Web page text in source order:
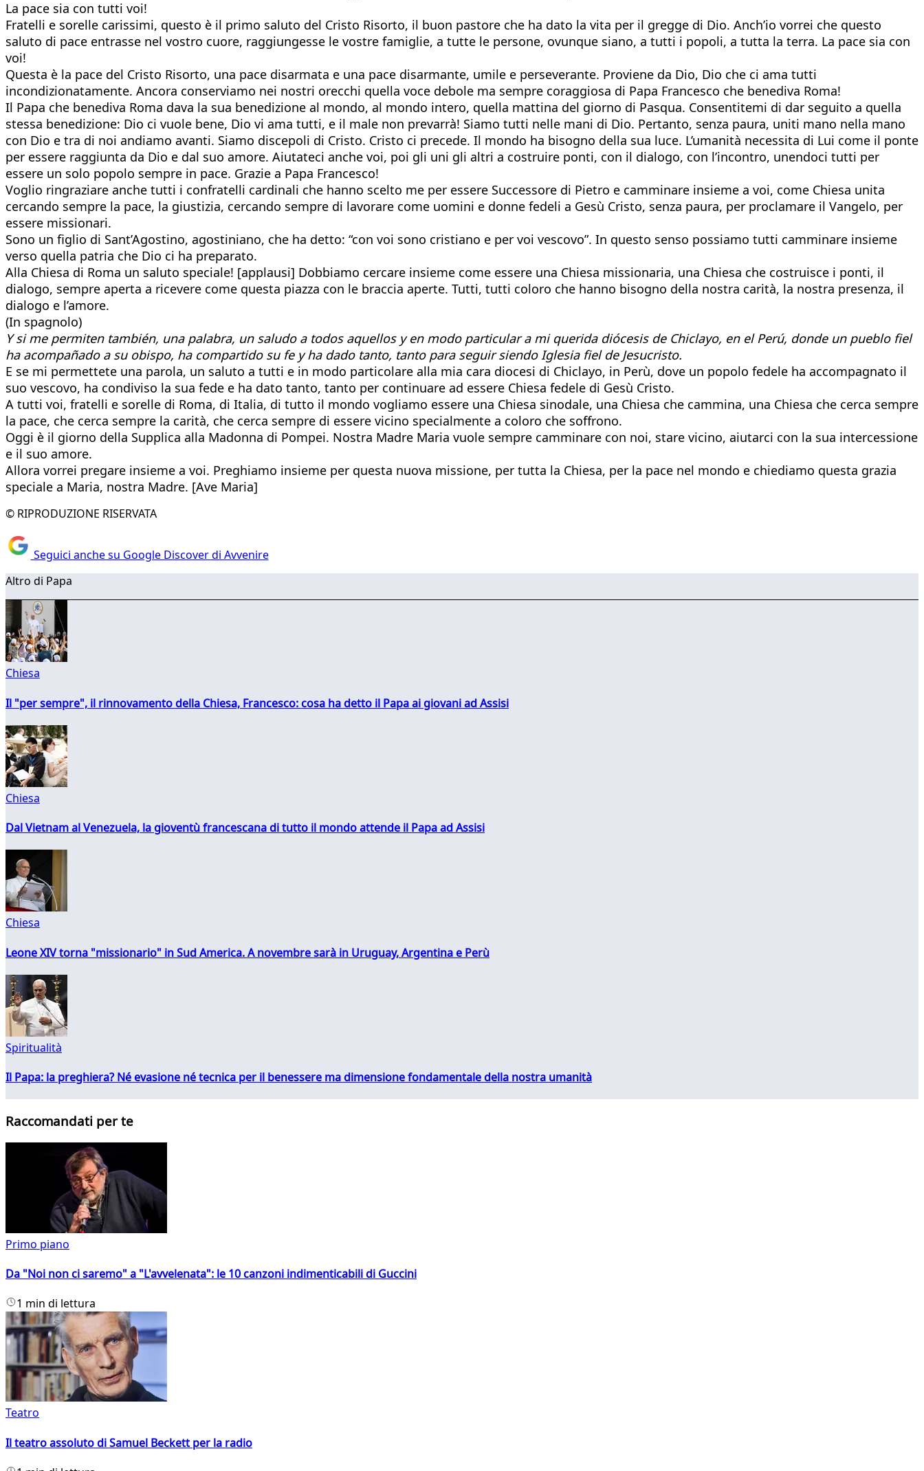
La pace sia con tutti voi!
Fratelli e sorelle carissimi, questo è il primo saluto del Cristo Risorto, il buon pastore che ha dato la vita per il gregge di Dio. Anch’io vorrei che questo
saluto di pace entrasse nel vostro cuore, raggiungesse le vostre famiglie, a tutte le persone, ovunque siano, a tutti i popoli, a tutta la terra. La pace sia con
voi!
Questa è la pace del Cristo Risorto, una pace disarmata e una pace disarmante, umile e perseverante. Proviene da Dio, Dio che ci ama tutti
incondizionatamente. Ancora conserviamo nei nostri orecchi quella voce debole ma sempre coraggiosa di Papa Francesco che benediva Roma!
Il Papa che benediva Roma dava la sua benedizione al mondo, al mondo intero, quella mattina del giorno di Pasqua. Consentitemi di dar seguito a quella
stessa benedizione: Dio ci vuole bene, Dio vi ama tutti, e il male non prevarrà! Siamo tutti nelle mani di Dio. Pertanto, senza paura, uniti mano nella mano
con Dio e tra di noi andiamo avanti. Siamo discepoli di Cristo. Cristo ci precede. Il mondo ha bisogno della sua luce. L’umanità necessita di Lui come il ponte
per essere raggiunta da Dio e dal suo amore. Aiutateci anche voi, poi gli uni gli altri a costruire ponti, con il dialogo, con l’incontro, unendoci tutti per
essere un solo popolo sempre in pace. Grazie a Papa Francesco!
Voglio ringraziare anche tutti i confratelli cardinali che hanno scelto me per essere Successore di Pietro e camminare insieme a voi, come Chiesa unita
cercando sempre la pace, la giustizia, cercando sempre di lavorare come uomini e donne fedeli a Gesù Cristo, senza paura, per proclamare il Vangelo, per
essere missionari.
Sono un figlio di Sant’Agostino, agostiniano, che ha detto: “con voi sono cristiano e per voi vescovo”. In questo senso possiamo tutti camminare insieme
verso quella patria che Dio ci ha preparato.
Alla Chiesa di Roma un saluto speciale! [applausi] Dobbiamo cercare insieme come essere una Chiesa missionaria, una Chiesa che costruisce i ponti, il
dialogo, sempre aperta a ricevere come questa piazza con le braccia aperte. Tutti, tutti coloro che hanno bisogno della nostra carità, la nostra presenza, il
dialogo e l’amore.
(In spagnolo)
Y si me permiten también, una palabra, un saludo a todos aquellos y en modo particular a mi querida diócesis de Chiclayo, en el Perú, donde un pueblo fiel
ha acompañado a su obispo, ha compartido su fe y ha dado tanto, tanto para seguir siendo Iglesia fiel de Jesucristo.
E se mi permettete una parola, un saluto a tutti e in modo particolare alla mia cara diocesi di Chiclayo, in Perù, dove un popolo fedele ha accompagnato il
suo vescovo, ha condiviso la sua fede e ha dato tanto, tanto per continuare ad essere Chiesa fedele di Gesù Cristo.
A tutti voi, fratelli e sorelle di Roma, di Italia, di tutto il mondo vogliamo essere una Chiesa sinodale, una Chiesa che cammina, una Chiesa che cerca sempre
la pace, che cerca sempre la carità, che cerca sempre di essere vicino specialmente a coloro che soffrono.
Oggi è il giorno della Supplica alla Madonna di Pompei. Nostra Madre Maria vuole sempre camminare con noi, stare vicino, aiutarci con la sua intercessione
e il suo amore.
Allora vorrei pregare insieme a voi. Preghiamo insieme per questa nuova missione, per tutta la Chiesa, per la pace nel mondo e chiediamo questa grazia
speciale a Maria, nostra Madre. [Ave Maria]
© RIPRODUZIONE RISERVATA
Seguici anche su Google Discover di Avvenire
Altro di Papa
Chiesa
Il "per sempre", il rinnovamento della Chiesa, Francesco: cosa ha detto il Papa ai giovani ad Assisi
Chiesa
Dal Vietnam al Venezuela, la gioventù francescana di tutto il mondo attende il Papa ad Assisi
Chiesa
Leone XIV torna "missionario" in Sud America. A novembre sarà in Uruguay, Argentina e Perù
Spiritualità
Il Papa: la preghiera? Né evasione né tecnica per il benessere ma dimensione fondamentale della nostra umanità
Raccomandati per te
Primo piano
Da "Noi non ci saremo" a "L'avvelenata": le 10 canzoni indimenticabili di Guccini
1 min di lettura
Teatro
Il teatro assoluto di Samuel Beckett per la radio